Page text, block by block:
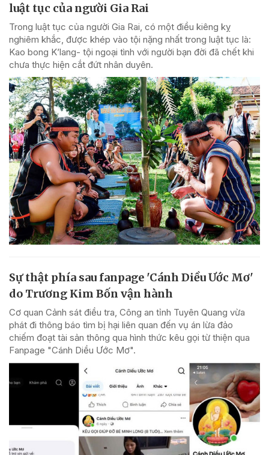
luật tục của người Gia Rai
Trong luật tục của người Gia Rai, có một điều kiêng kỵ
nghiêm khắc, được khép vào tội nặng nhất trong luật tục là:
Kao bong K’lang- tội ngoại tình với người bạn đời đã chết khi
chưa thực hiện cắt đứt nhân duyên.
Sự thật phía sau fanpage 'Cánh Diều Ước Mơ'
do Trương Kim Bốn vận hành
Cơ quan Cảnh sát điều tra, Công an tỉnh Tuyên Quang vừa
phát đi thông báo tìm bị hại liên quan đến vụ án lừa đảo
chiếm đoạt tài sản thông qua hình thức kêu gọi từ thiện qua
Fanpage "Cánh Diều Ước Mơ".